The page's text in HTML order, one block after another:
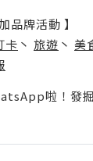
品牌活動 】
卡 丶 旅遊 丶 美
啦！發